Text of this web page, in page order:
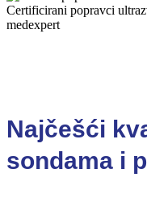
Najčešći
sondama i